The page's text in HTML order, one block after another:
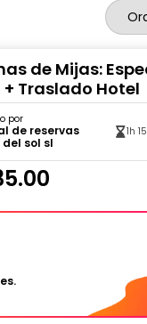
de Mijas:
Traslado Hotel
por
de reservas
sol sl
1h